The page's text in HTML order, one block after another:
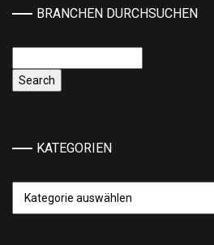
BRANCHEN DURCHSUCHEN
KATEGORIEN